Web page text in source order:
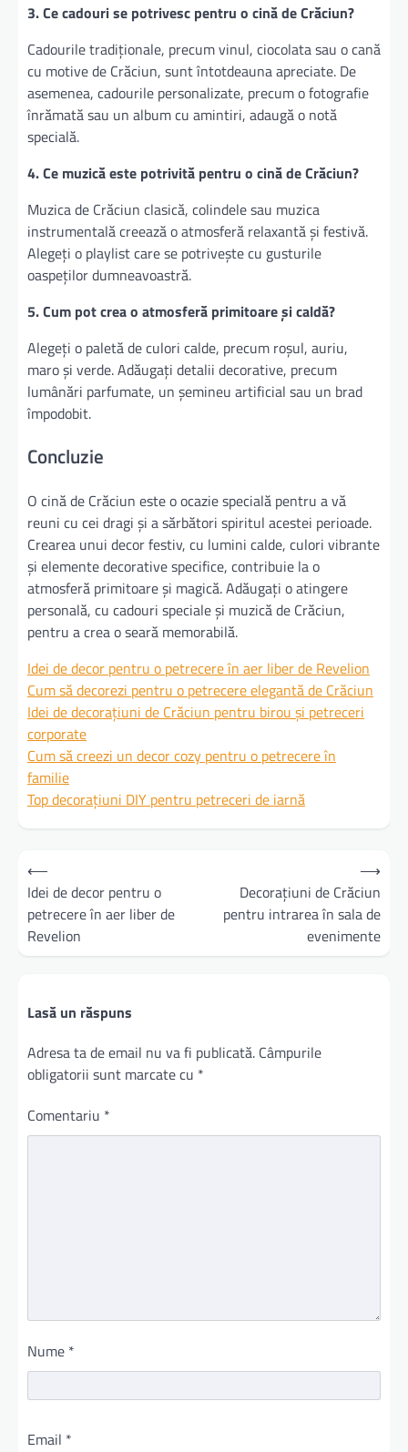
3. Ce cadouri se potrivesc pentru o cină de Crăciun?
Cadourile tradiționale, precum vinul, ciocolata sau o cană
cu motive de Crăciun, sunt întotdeauna apreciate. De
asemenea, cadourile personalizate, precum o fotografie
înrămată sau un album cu amintiri, adaugă o notă
specială.
4. Ce muzică este potrivită pentru o cină de Crăciun?
Muzica de Crăciun clasică, colindele sau muzica
instrumentală creează o atmosferă relaxantă și festivă.
Alegeți o playlist care se potrivește cu gusturile
oaspeților dumneavoastră.
5. Cum pot crea o atmosferă primitoare și caldă?
Alegeți o paletă de culori calde, precum roșul, auriu,
maro și verde. Adăugați detalii decorative, precum
lumânări parfumate, un șemineu artificial sau un brad
împodobit.
Concluzie
O cină de Crăciun este o ocazie specială pentru a vă
reuni cu cei dragi și a sărbători spiritul acestei perioade.
Crearea unui decor festiv, cu lumini calde, culori vibrante
și elemente decorative specifice, contribuie la o
atmosferă primitoare și magică. Adăugați o atingere
personală, cu cadouri speciale și muzică de Crăciun,
pentru a crea o seară memorabilă.
Idei de decor pentru o petrecere în aer liber de Revelion
Cum să decorezi pentru o petrecere elegantă de Crăciun
Idei de decorațiuni de Crăciun pentru birou și petreceri
corporate
Cum să creezi un decor cozy pentru o petrecere în
familie
Top decorațiuni DIY pentru petreceri de iarnă
Navigare
în
articole
⟵
Idei de decor pentru o
petrecere în aer liber de
Revelion
Decorațiuni de Crăciun
pentru intrarea în sala de
evenimente
⟶
Lasă un răspuns
Adresa ta de email nu va fi publicată. Câmpurile
obligatorii sunt marcate cu *
Comentariu *
Nume *
Email *